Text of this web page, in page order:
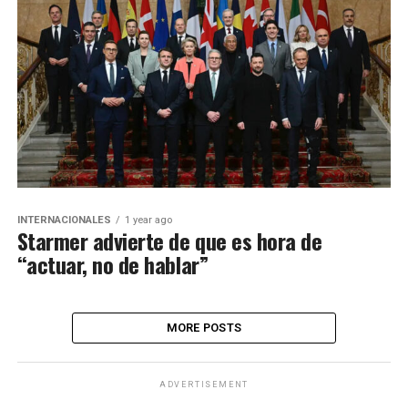
INTERNACIONALES 1 year ago
Starmer advierte de que es hora de
“actuar, no de hablar”
MORE POSTS
ADVERTISEMENT